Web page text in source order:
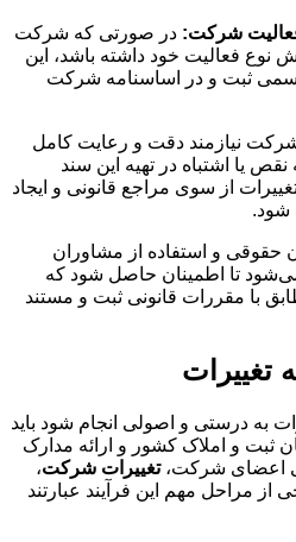
شرکت: در صورتی که شرکت
نوع فعالیت خود داشته باشد، این
ثبت و در اساسنامه شرکت
نیازمند دقت و رعایت کامل
یا اشتباه در تهیه این سند
از سوی مراجع قانونی و ایجاد
شود.
حقوقی و استفاده از مشاوران
تا اطمینان حاصل شود که
با مقررات قانونی ثبت و مستند
به درستی و اصولی انجام شود باید
ثبت و املاک کشور و ارائه مدارک
اعضای شرکت،تغییرات شرکت،
مراحل مهم این فرآیند عبارتند